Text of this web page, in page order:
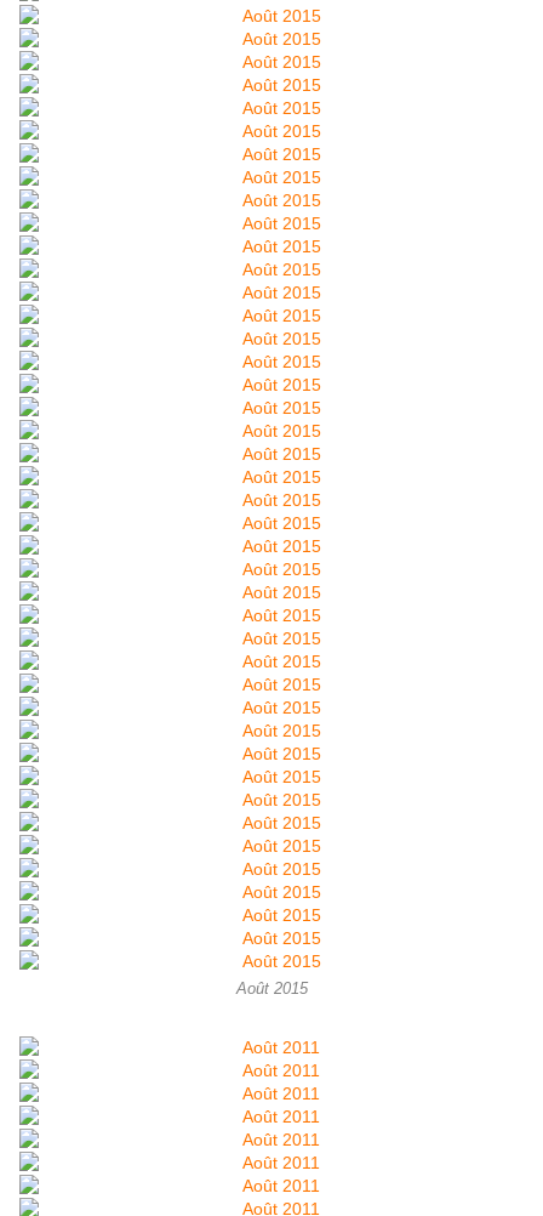
Août 2015